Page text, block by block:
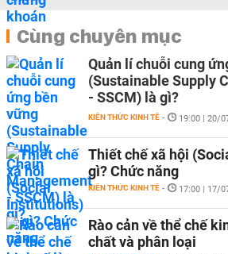
Cùng chuyên mục
Quản lí chuỗi cung
(Sustainable Supply
- SSCM) là gì?
KIẾN THỨC KINH TẾ - 19:00 | 20/
Thiết chế xã hội
gì? Chức năng
KIẾN THỨC KINH TẾ - 17:00 | 17/
Rào cản về thể chế
chất và phân loại